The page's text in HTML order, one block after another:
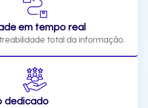
em tempo real
total da informação.
dedicado